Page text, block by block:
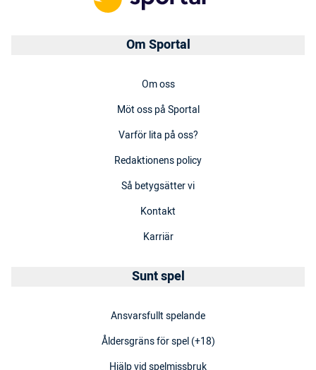
Om Sportal
Om oss
Möt oss på Sportal
Varför lita på oss?
Redaktionens policy
Så betygsätter vi
Kontakt
Karriär
Sunt spel
Ansvarsfullt spelande
Åldersgräns för spel (+18)
Hjälp vid spelmissbruk